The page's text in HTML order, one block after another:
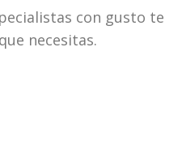
con gusto te
necesitas.